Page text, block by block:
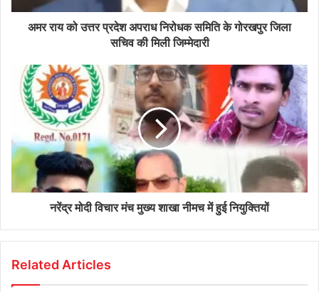
अमर राय को उत्तर प्रदेश अपराध निरोधक समिति के गोरखपुर जिला
सचिव की मिली जिम्मेदारी
नरेंद्र मोदी विचार मंच मुख्य शाखा नीमच में हुई नियुक्तियों
Related Articles